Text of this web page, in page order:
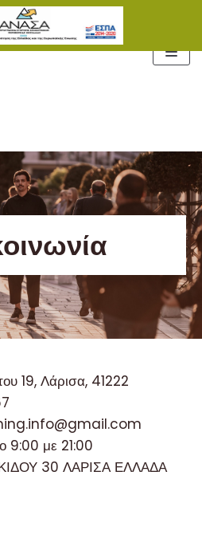
19, Λάρισα, 41222
9:00 με 21:00
30 ΛΑΡΙΣΑ ΕΛΛΑΔΑ